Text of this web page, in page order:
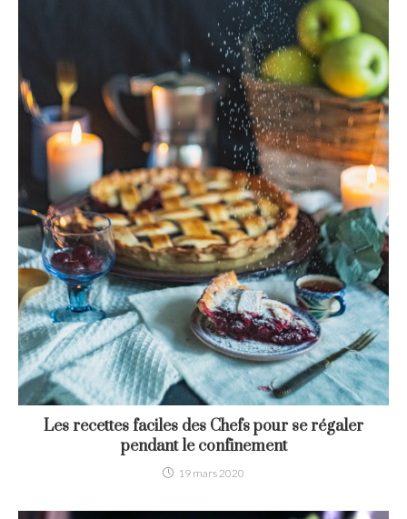
Les recettes faciles des Chefs pour se régaler
pendant le confinement
19 mars 2020